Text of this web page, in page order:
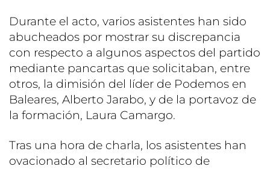
Durante el acto, varios asistentes han sido
abucheados por mostrar su discrepancia
con respecto a algunos aspectos del partido
mediante pancartas que solicitaban, entre
otros, la dimisión del líder de Podemos en
Baleares, Alberto Jarabo, y de la portavoz de
la formación, Laura Camargo.
Tras una hora de charla, los asistentes han
ovacionado al secretario político de